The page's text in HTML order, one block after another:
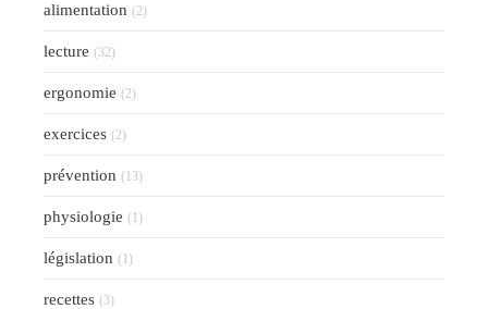
alimentation (2)
lecture (32)
ergonomie (2)
exercices (2)
prévention (13)
physiologie (1)
législation (1)
recettes (3)